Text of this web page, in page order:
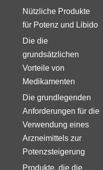
Nützliche Produkte
für Potenz und Libido
Die die
grundsätzlichen
Vorteile von
Medikamenten
Die grundlegenden
Anforderungen für die
Verwendung eines
Arzneimittels zur
Potenzsteigerung
Produkte, die die